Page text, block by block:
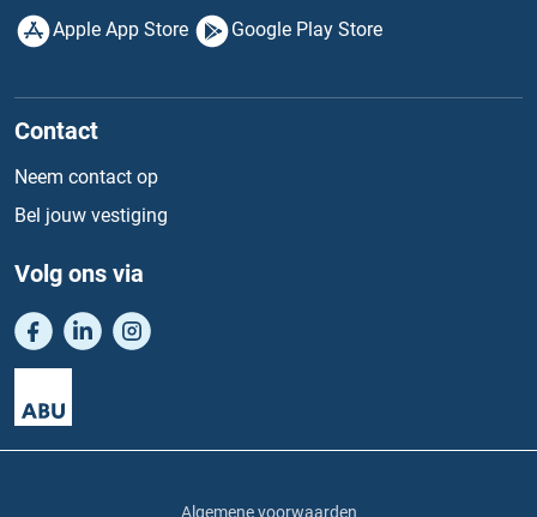
Apple App Store Google Play Store
Contact
Neem contact op
Bel jouw vestiging
Volg ons via
Algemene voorwaarden